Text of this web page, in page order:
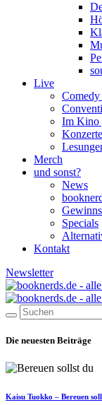
Live
Im Kino
Konzerte
Merch
und sonst?
News
Specials
Kontakt
Newsletter
Die neuesten Beiträge
Kaisu Tuokko – Bereuen